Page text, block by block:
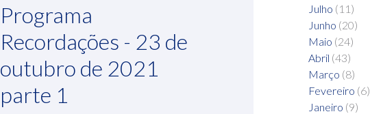
Programa
Recordações - 23 de
outubro de 2021
parte 1
Julho (11)
Junho (20)
Maio (24)
Abril (43)
Março (8)
Fevereiro (6)
Janeiro (9)